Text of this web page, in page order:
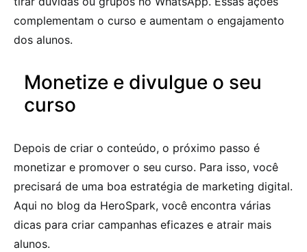
complementam o curso e aumentam o engajamento
dos alunos.
Monetize e divulgue o seu
curso
Depois de criar o conteúdo, o próximo passo é
monetizar e promover o seu curso. Para isso, você
precisará de uma boa estratégia de marketing digital.
Aqui no blog da HeroSpark, você encontra várias
dicas para criar campanhas eficazes e atrair mais
alunos.